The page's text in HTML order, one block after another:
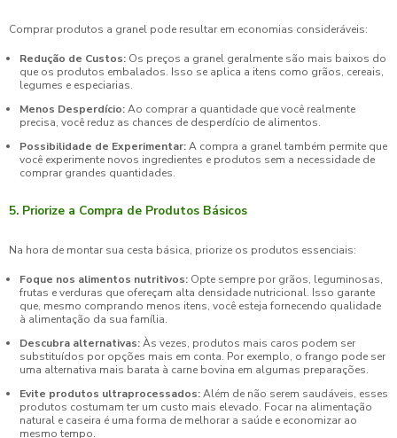
Comprar produtos a granel pode resultar em economias consideráveis:
Redução de Custos: Os preços a granel geralmente são mais baixos do
que os produtos embalados. Isso se aplica a itens como grãos, cereais,
legumes e especiarias.
Menos Desperdício:Ao comprar a quantidade que você realmente
precisa, você reduz as chances de desperdício de alimentos.
Possibilidade de Experimentar:A compra a granel também permite que
você experimente novos ingredientes e produtos sem a necessidade de
comprar grandes quantidades.
5. Priorize a Compra de Produtos Básicos
Na hora de montar sua cesta básica, priorize os produtos essenciais:
Foque nos alimentos nutritivos: Opte sempre por grãos, leguminosas,
frutas e verduras que ofereçam alta densidade nutricional. Isso garante
que, mesmo comprando menos itens, você esteja fornecendo qualidade
à alimentação da sua família.
Descubra alternativas:Às vezes, produtos mais caros podem ser
substituídos por opções mais em conta. Por exemplo, o frango pode ser
uma alternativa mais barata à carne bovina em algumas preparações.
Evite produtos ultraprocessados:Além de não serem saudáveis, esses
produtos costumam ter um custo mais elevado. Focar na alimentação
natural e caseira é uma forma de melhorar a saúde e economizar ao
mesmo tempo.